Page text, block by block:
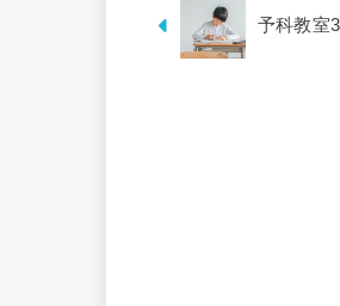
予科教室